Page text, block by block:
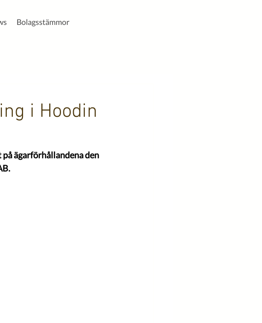
Bolagsstämmor
i Hoodin
ägarförhållandena den